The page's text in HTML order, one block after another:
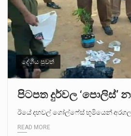
දේශීය පුවත්
පිටපත දුර්වල ‘පොලිස්’
ඊයේ දහවල් ගෝල්ෆේස් භූමියෙන්
READ MORE